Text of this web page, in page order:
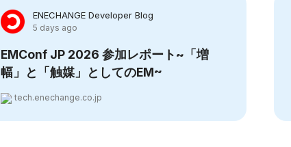
ENECHANGE Developer Blog
5 days ago
EMConf JP 2026 参加レポート~「増
幅」と「触媒」としてのEM~
tech.enechange.co.jp